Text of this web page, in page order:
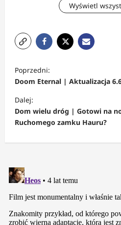
Wyświetl
o
b
a
c
z
p
i
s
y
Poprzedni:
Doom Eternal | Aktualizacja
Dalej:
Dom wielu dróg | Gotowi na
Ruchomego zamku Hauru?